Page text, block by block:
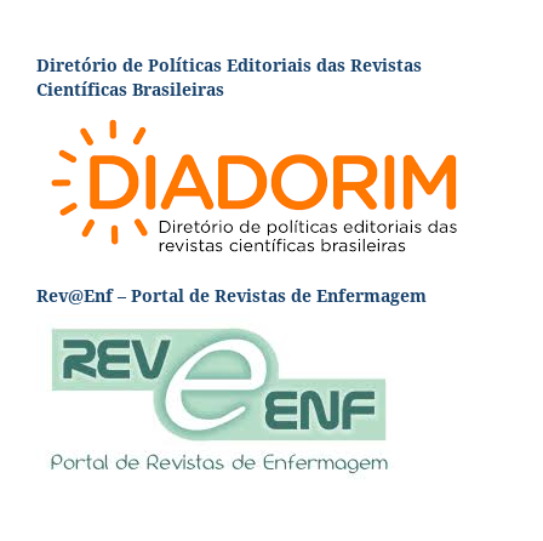
Diretório de Políticas Editoriais das Revistas
Científicas Brasileiras
Rev@Enf – Portal de Revistas de Enfermagem